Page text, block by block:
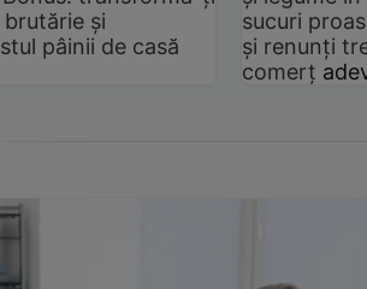
și
pâinii de casă
sucuri
și renunți
comerț